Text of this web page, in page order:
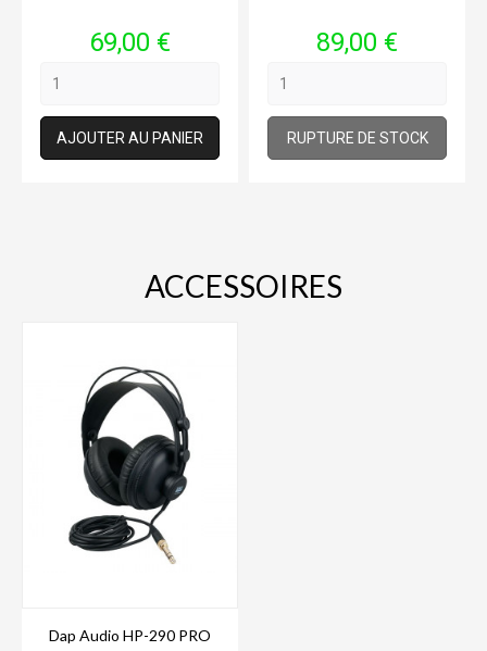
Prix
69,00 €
AJOUTER AU PANIER
Prix
89,00 €
RUPTURE DE STOCK
ACCESSOIRES
Dap Audio HP-290 PRO